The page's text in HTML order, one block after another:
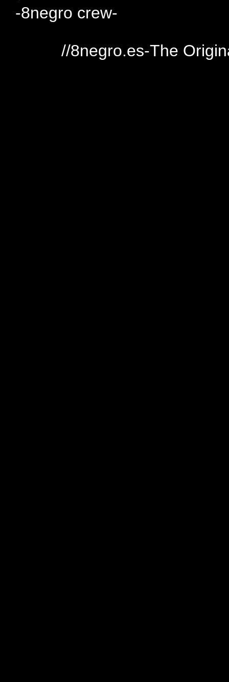
-8negro crew-
//8negro.es-The